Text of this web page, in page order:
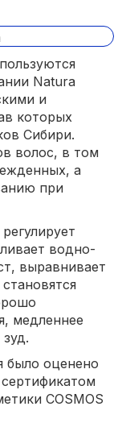
Natura
и
которых
Сибири.
волос, в том
а
при
водно-
выравнивает
медленнее
было оценено
COSMOS